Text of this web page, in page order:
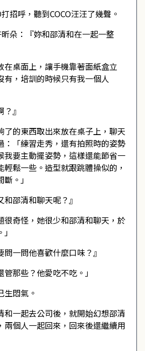
招呼，聽到COCO汪汪了幾聲。
朵：『妳和邵清和在一起一整
在桌面上，讓手機靠著面紙盒立
有，培訓的時候只有我一個人
』
了的東西取出來放在桌子上，聊天
：「練習走秀，還有拍照時的姿勢
我要主動擺姿勢，這樣還能節省一
鬆一些。造型就跟跳體操似的，
。」
邵清和聊天呢？』
很奇怪，她很少和邵清和聊天，於
問一問他喜歡什麼口味？』
管那些？他愛吃不吃。」
生悶氣。
和一起去公司後，就開始幻想邵清
兩個人一起回來，回來後還繼續用